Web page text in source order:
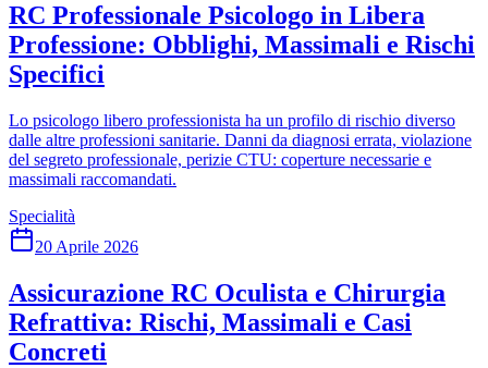
RC Professionale Psicologo in Libera
Professione: Obblighi, Massimali e Rischi
Specifici
Lo psicologo libero professionista ha un profilo di rischio diverso
dalle altre professioni sanitarie. Danni da diagnosi errata, violazione
del segreto professionale, perizie CTU: coperture necessarie e
massimali raccomandati.
Specialità
20 Aprile 2026
Assicurazione RC Oculista e Chirurgia
Refrattiva: Rischi, Massimali e Casi
Concreti